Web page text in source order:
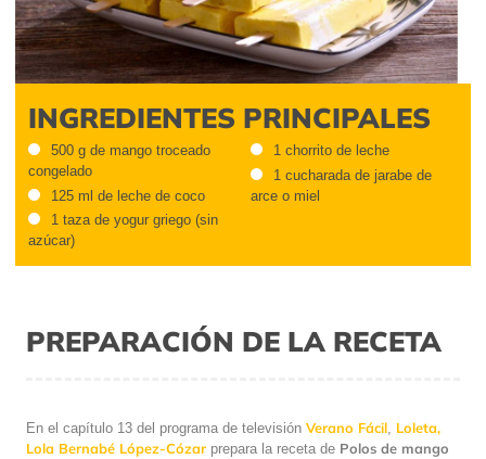
Previous
INGREDIENTES PRINCIPALES
500 g de mango troceado
congelado
125 ml de leche de coco
1 taza de yogur griego (sin
azúcar)
1 chorrito de leche
1 cucharada de jarabe de
arce o miel
PREPARACIÓN DE LA RECETA
En el capítulo 13 del programa de televisión Verano Fácil, Loleta,
Lola Bernabé López-Cózar prepara la receta de Polos de mango